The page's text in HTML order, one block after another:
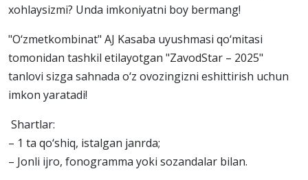
xohlaysizmi? Unda imkoniyatni boy bermang!
"O‘zmetkombinat" AJ Kasaba uyushmasi qo‘mitasi
tomonidan tashkil etilayotgan "ZavodStar – 2025"
tanlovi sizga sahnada o‘z ovozingizni eshittirish uchun
imkon yaratadi!
Shartlar:
– 1 ta qo‘shiq, istalgan janrda;
– Jonli ijro, fonogramma yoki sozandalar bilan.